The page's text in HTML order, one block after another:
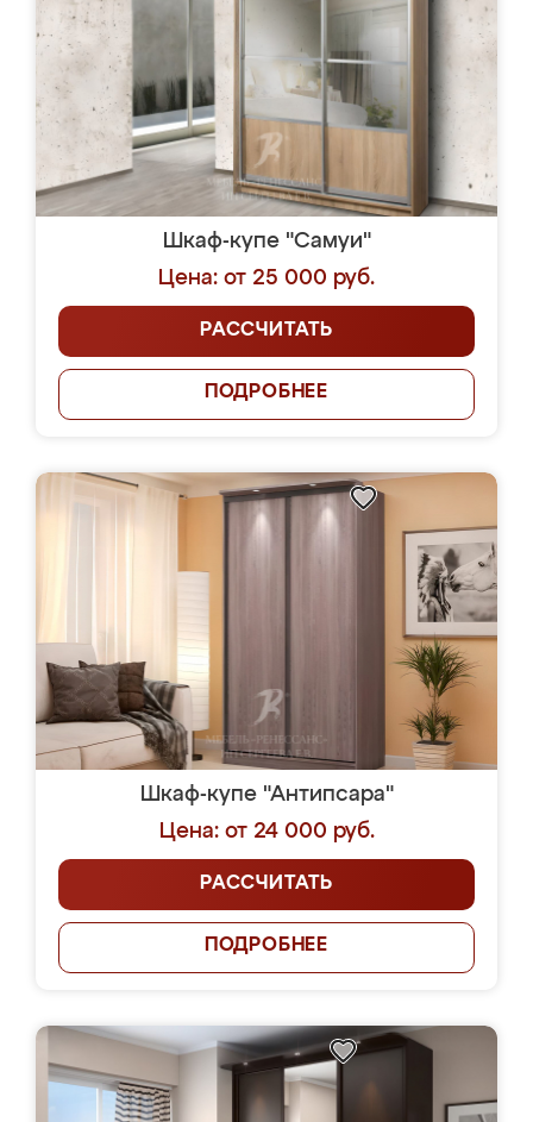
Шкаф-купе "Самуи"
Цена: от 25 000 руб.
РАССЧИТАТЬ
ПОДРОБНЕЕ
Шкаф-купе "Антипсара"
Цена: от 24 000 руб.
РАССЧИТАТЬ
ПОДРОБНЕЕ